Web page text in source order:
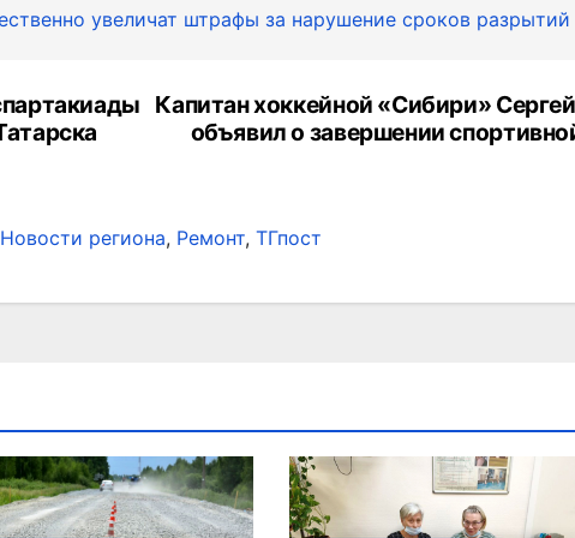
увеличат штрафы за нарушение сроков разрытий
Капитан хоккейной «Сибири»
объявил о завершении
Новости региона, Ремонт, ТГпост